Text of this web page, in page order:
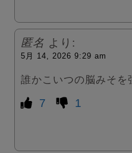
匿名 より:
5月 14, 2026 9:29 am
誰かこいつの脳みそを
7 1